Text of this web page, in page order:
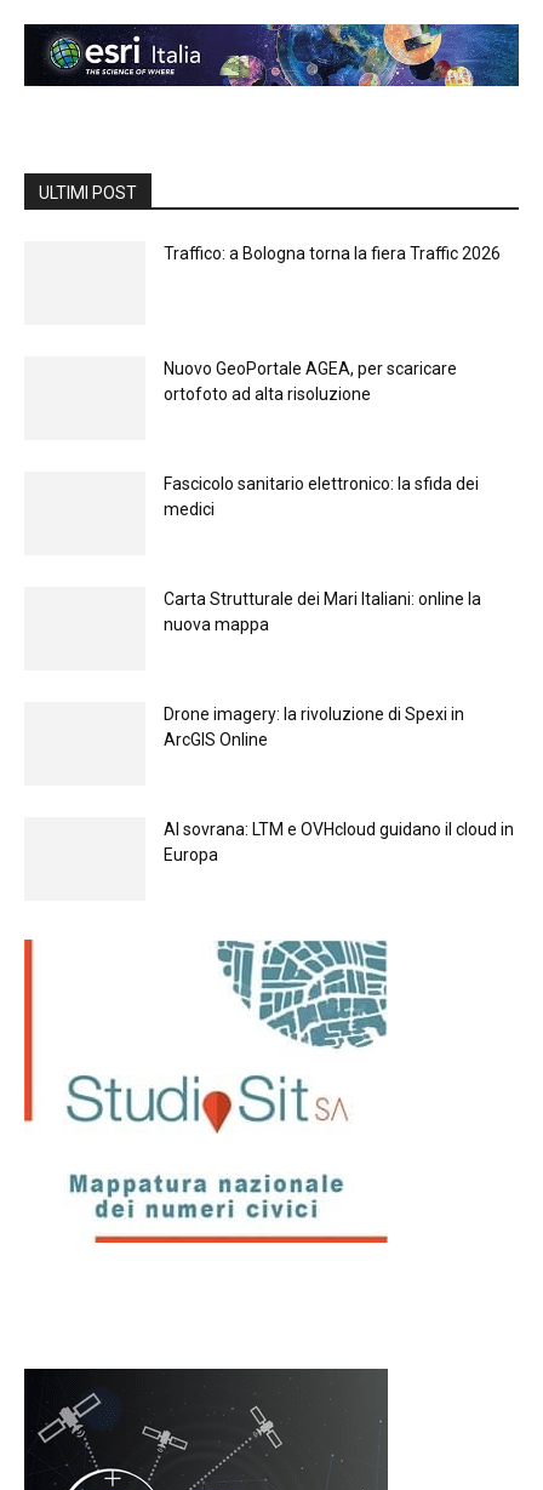
ULTIMI POST
Traffico: a Bologna torna la fiera Traffic 2026
Nuovo GeoPortale AGEA, per scaricare
ortofoto ad alta risoluzione
Fascicolo sanitario elettronico: la sfida dei
medici
Carta Strutturale dei Mari Italiani: online la
nuova mappa
Drone imagery: la rivoluzione di Spexi in
ArcGIS Online
Al sovrana: LTM е OVHcloud guidano il cloud in
Europа